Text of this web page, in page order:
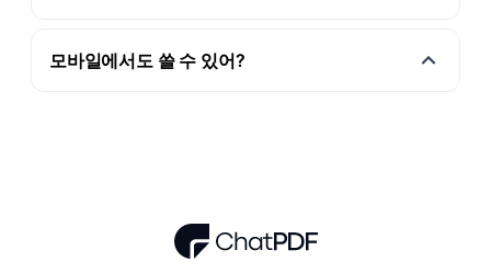
모바일에서도 쓸 수 있어?